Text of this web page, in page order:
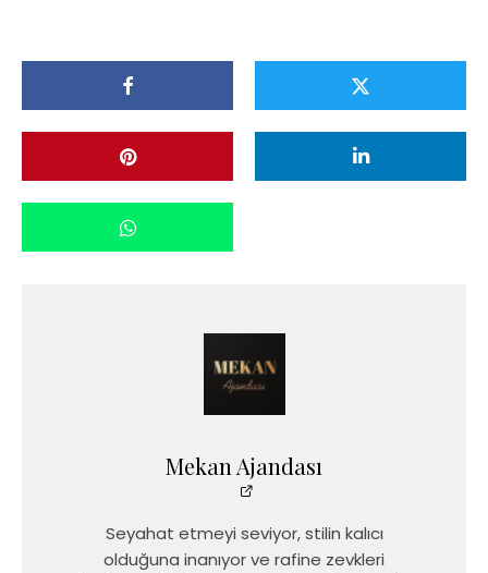
Mekan Ajandası
Seyahat etmeyi seviyor, stilin kalıcı
olduğuna inanıyor ve rafine zevkleri